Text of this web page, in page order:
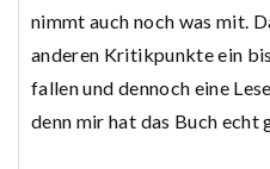
nimmt auch noch was mit.
anderen Kritikpunkte ein
fallen und dennoch eine
denn mir hat das Buch echt